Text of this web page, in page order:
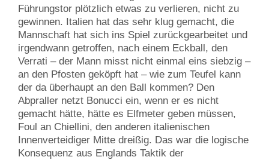
Führungstor plötzlich etwas zu verlieren, nicht zu
gewinnen. Italien hat das sehr klug gemacht, die
Mannschaft hat sich ins Spiel zurückgearbeitet und
irgendwann getroffen, nach einem Eckball, den
Verrati – der Mann misst nicht einmal eins siebzig –
an den Pfosten geköpft hat – wie zum Teufel kann
der da überhaupt an den Ball kommen? Den
Abpraller netzt Bonucci ein, wenn er es nicht
gemacht hätte, hätte es Elfmeter geben müssen,
Foul an Chiellini, den anderen italienischen
Innenverteidiger Mitte dreißig. Das war die logische
Konsequenz aus Englands Taktik der